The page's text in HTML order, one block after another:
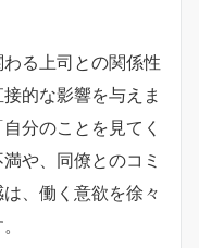
る上司との関係性
的な影響を与えま
分のことを見てく
や、同僚とのコミ
、働く意欲を徐々